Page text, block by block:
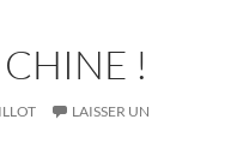
!
LAISSER UN